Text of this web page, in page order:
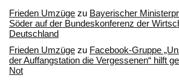
Frieden Umzüge zu Bayerischer
Söder auf der Bundeskonferenz der
Deutschland
Frieden Umzüge zu Facebook-Gruppe
der Auffangstation die Vergessenen“ hilft
Not